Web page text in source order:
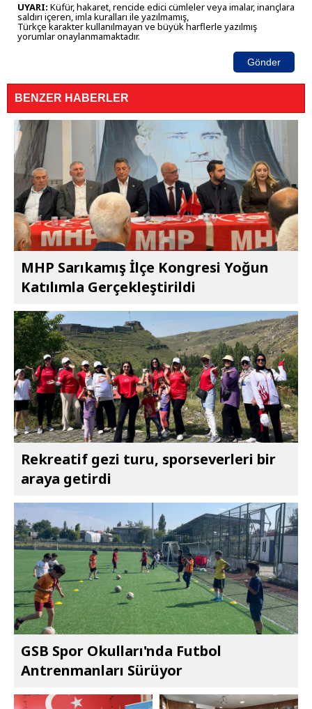
UYARI: Küfür, hakaret, rencide edici cümleler veya imalar, inançlara
saldırı içeren, imla kuralları ile yazılmamış,
Türkçe karakter kullanılmayan ve büyük harflerle yazılmış
yorumlar onaylanmamaktadır.
Gönder
BENZER HABERLER
MHP Sarıkamış İlçe Kongresi Yoğun
Katılımla Gerçekleştirildi
Rekreatif gezi turu, sporseverleri bir
araya getirdi
GSB Spor Okulları'nda Futbol
Antrenmanları Sürüyor